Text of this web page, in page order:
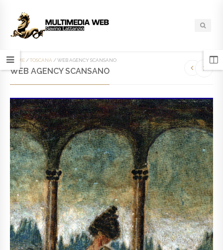
HOME /TOSCANA /WEB AGENCY SCANSANO
WEB AGENCY SCANSANO